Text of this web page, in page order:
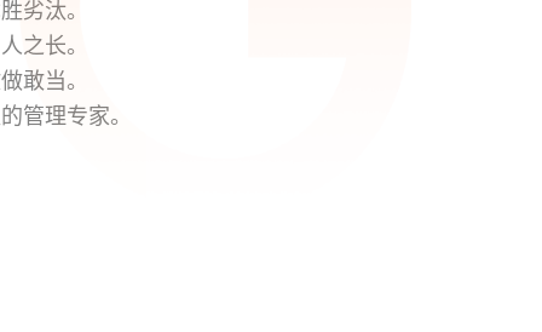
劣汰。
之长。
敢当。
管理专家。